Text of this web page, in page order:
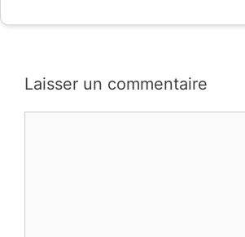
Laisser un commentaire